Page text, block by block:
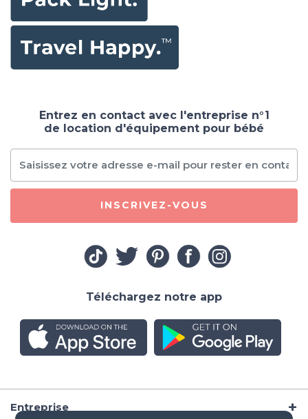
Entreprise
Entrez en contact avec l'entreprise n°1
de location d'équipement pour bébé
INSCRIVEZ-VOUS
Téléchargez notre app